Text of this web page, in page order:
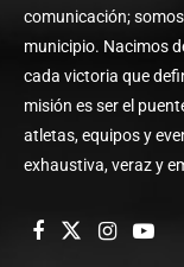
comunicación;
municipio. Nacimos
cada victoria que
misión es ser el
atletas, equipos y
exhaustiva, veraz y